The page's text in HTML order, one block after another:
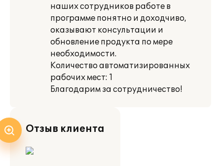
наших сотрудников работе в
программе понятно и доходчиво,
оказывают консультации и
обновление продукта по мере
необходимости.
Количество автоматизированных
рабочих мест: 1
Благодарим за сотрудничество!
Отзыв клиента